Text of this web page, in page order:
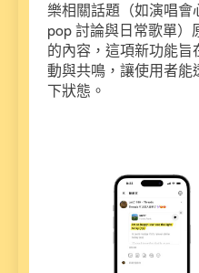
樂相關話題（如演唱會
pop 討論與日常歌單）
的內容，這項新功能旨
動與共鳴，讓使用者能
下狀態。